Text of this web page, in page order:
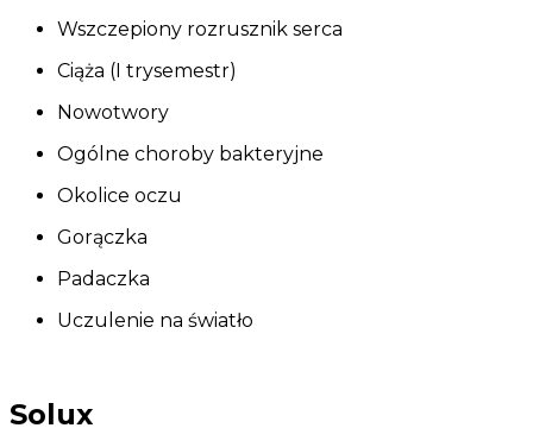
Wszczepiony rozrusznik serca
Ciąża (I trysemestr)
Nowotwory
Ogólne choroby bakteryjne
Okolice oczu
Gorączka
Padaczka
Uczulenie na światło
Solux